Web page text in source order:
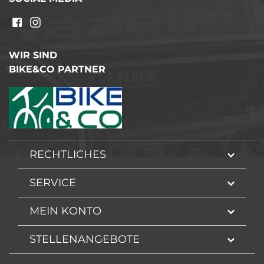
WIR SIND
BIKE&CO PARTNER
RECHTLICHES
SERVICE
MEIN KONTO
STELLENANGEBOTE